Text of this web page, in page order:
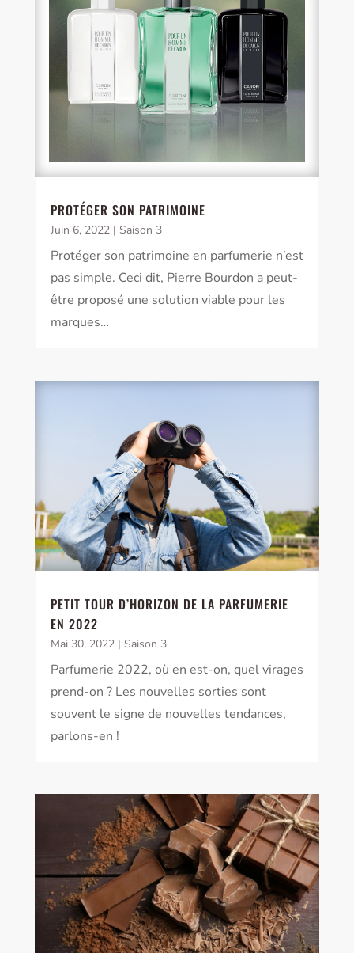
PROTÉGER SON PATRIMOINE
Juin 6, 2022| Saison 3
Protéger son patrimoine en parfumerie n’est
pas simple. Ceci dit, Pierre Bourdon a peut-
être proposé une solution viable pour les
marques…
PETIT TOUR D’HORIZON DE LA PARFUMERIE
EN 2022
Mai 30, 2022| Saison 3
Parfumerie 2022, où en est-on, quel virages
prend-on ? Les nouvelles sorties sont
souvent le signe de nouvelles tendances,
parlons-en !